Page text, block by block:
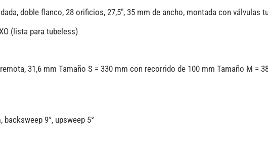
doble flanco, 28 orificios, 27,5″, 35 mm de ancho, montada con válvulas
(lista para tubeless)
31,6 mm Tamaño S = 330 mm con recorrido de 100 mm Tamaño M =
9°, upsweep 5°